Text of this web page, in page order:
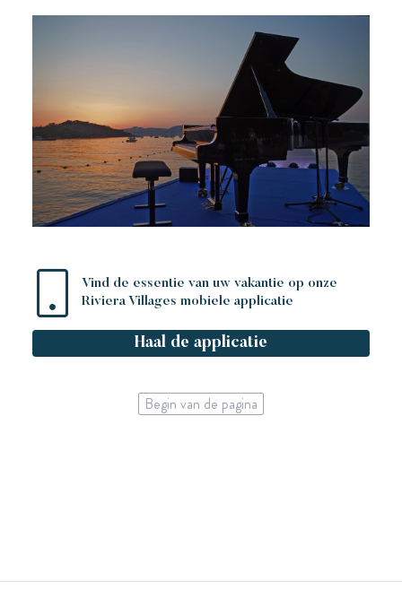
Vind de essentie van uw vakantie op onze
Riviera Villages mobiele applicatie
Haal de applicatie
Begin van de pagina